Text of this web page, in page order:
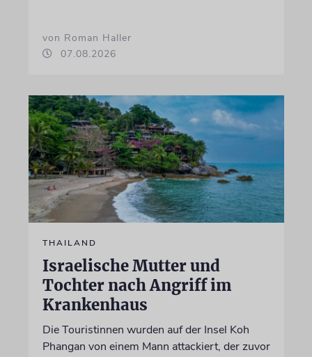
von Roman Haller
07.08.2026
THAILAND
Israelische Mutter und
Tochter nach Angriff im
Krankenhaus
Die Touristinnen wurden auf der Insel Koh
Phangan von einem Mann attackiert, der zuvor